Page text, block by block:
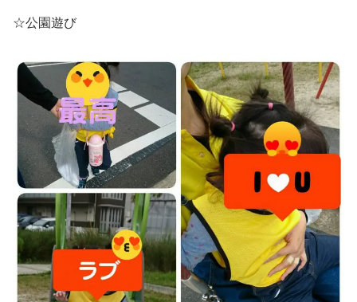
☆公園遊び